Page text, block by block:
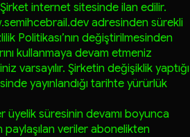
internet sitesinde ilan edilir.
adresinden sürekli
Politikası’nın değiştirilmesinden
kullanmaya devam etmeniz
varsayılır. Şirketin değişiklik yaptığı
yayınlandığı tarihte yürürlük
üyelik süresinin devamı boyunca
veriler abonelikten